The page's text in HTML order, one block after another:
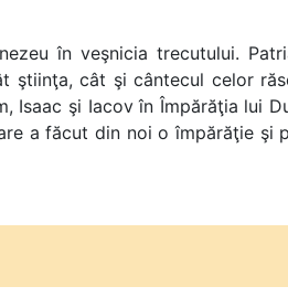
în veşnicia trecutului.
ştiinţa, cât şi cântecul celor
şi Iacov în Împărăţia lui
a făcut din noi o împărăţie şi